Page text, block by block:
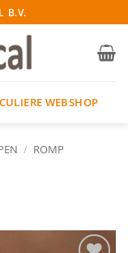
B.V.
WEBSHOP
/ ROMP